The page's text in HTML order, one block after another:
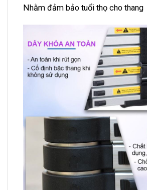
Nhằm đảm bảo tuổi thọ cho thang